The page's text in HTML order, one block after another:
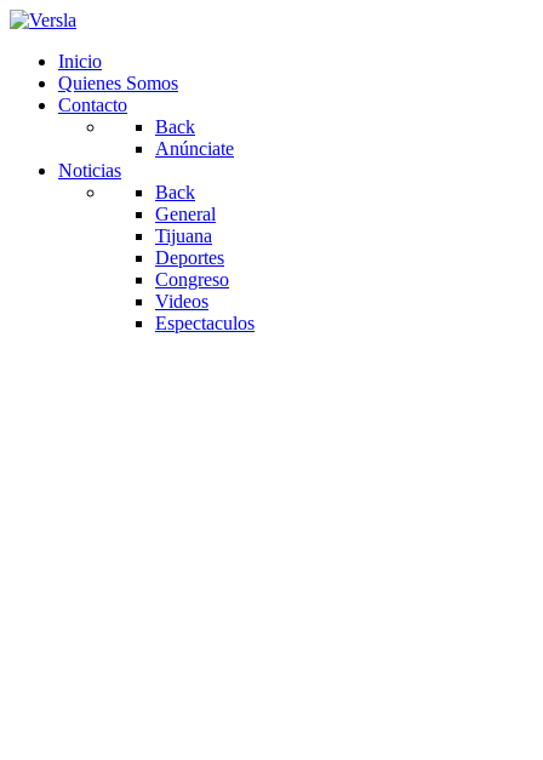
Inicio
Quienes Somos
Contacto
Back
Anúnciate
Noticias
Back
General
Tijuana
Deportes
Congreso
Videos
Espectaculos